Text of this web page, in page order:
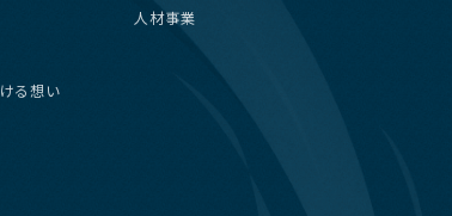
ける想 い
人材事業